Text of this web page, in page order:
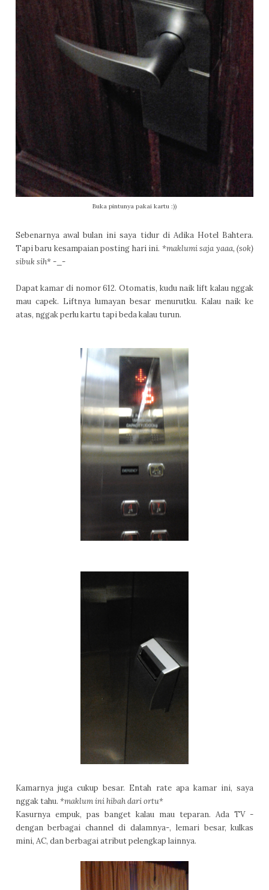
Buka pintunya pakai kartu :))
Sebenarnya awal bulan ini saya tidur di Adika Hotel Bahtera.
Tapi baru kesampaian posting hari ini. *maklumi saja yaaa, (sok)
sibuk sih*-_-
Dapat kamar di nomor 612. Otomatis, kudu naik lift kalau nggak
mau capek. Liftnya lumayan besar menurutku. Kalau naik ke
atas, nggak perlu kartu tapi beda kalau turun.
Kamarnya juga cukup besar. Entah rate apa kamar ini, saya
nggak tahu. *maklum ini hibah dari ortu*
Kasurnya empuk, pas banget kalau mau teparan. Ada TV -
dengan berbagai channel di dalamnya-, lemari besar, kulkas
mini, AC, dan berbagai atribut pelengkap lainnya.